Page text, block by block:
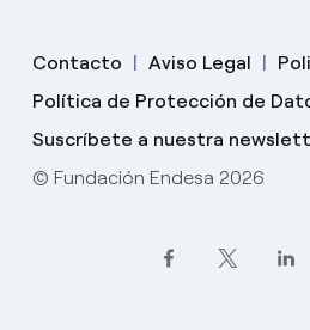
Contacto Aviso Legal
Política de Protección de
Suscríbete a nuestra
© Fundación Endesa 2026